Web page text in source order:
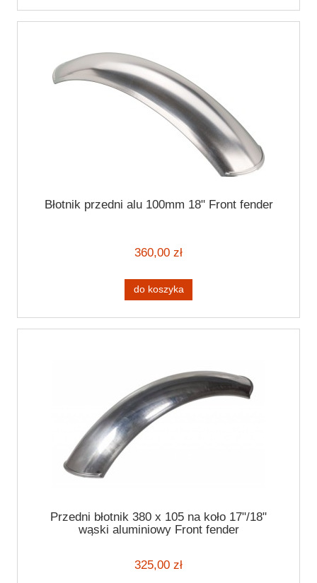
Błotnik przedni alu 100mm 18" Front fender
360,00 zł
do koszyka
Przedni błotnik 380 x 105 na koło 17"/18"
wąski aluminiowy Front fender
325,00 zł